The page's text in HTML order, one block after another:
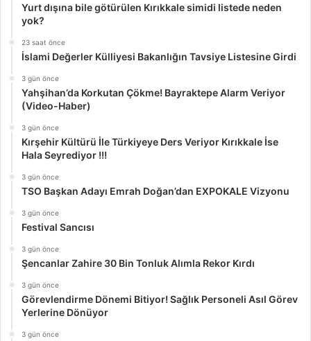
Yurt dışına bile götürülen Kırıkkale simidi listede neden
yok?
23 saat önce
İslami Değerler Külliyesi Bakanlığın Tavsiye Listesine Girdi
3 gün önce
Yahşihan’da Korkutan Çökme! Bayraktepe Alarm Veriyor
(Video-Haber)
3 gün önce
Kırşehir Kültürü İle Türkiyeye Ders Veriyor Kırıkkale İse
Hala Seyrediyor !!!
3 gün önce
TSO Başkan Adayı Emrah Doğan’dan EXPOKALE Vizyonu
3 gün önce
Festival Sancısı
3 gün önce
Şencanlar Zahire 30 Bin Tonluk Alımla Rekor Kırdı
3 gün önce
Görevlendirme Dönemi Bitiyor! Sağlık Personeli Asıl Görev
Yerlerine Dönüyor
3 gün önce